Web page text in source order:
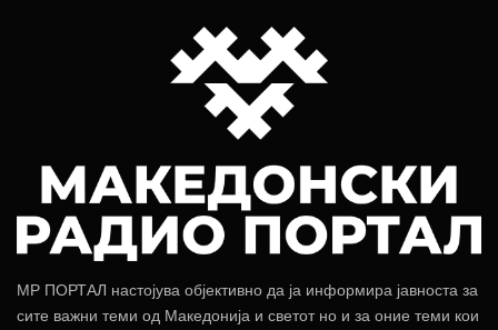
МР ПОРТАЛ настојува објективно да ја информира јавноста за
сите важни теми од Македонија и светот но и за оние теми кои